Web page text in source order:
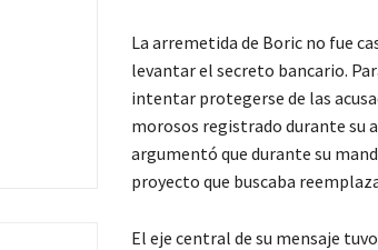
La arremetida de Boric no fue
levantar el secreto bancario.
intentar protegerse de las
morosos registrado durante su
argumentó que durante su
proyecto que buscaba
El eje central de su mensaje